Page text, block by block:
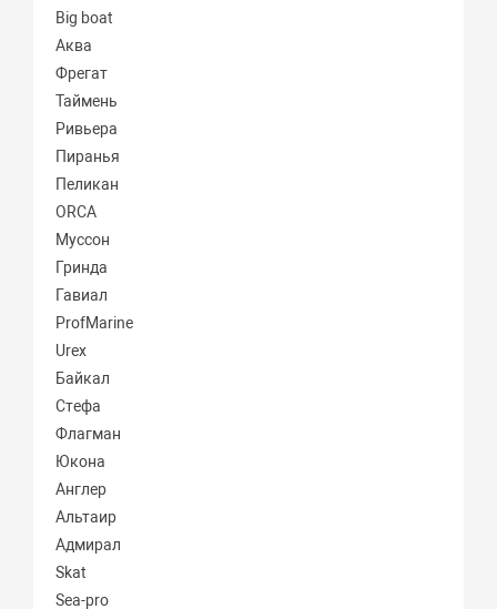
Big boat
Аква
Фрегат
Таймень
Ривьера
Пиранья
Пеликан
ORCA
Муссон
Гринда
Гавиал
ProfMarine
Urex
Байкал
Стефа
Флагман
Юкона
Англер
Альтаир
Адмирал
Skat
Sea-pro